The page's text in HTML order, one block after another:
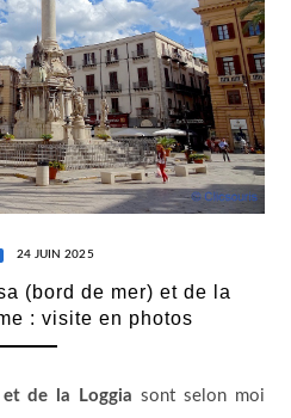
24 JUIN 2025
(bord de mer) et de la
: visite en photos
de la Loggia sont selon moi